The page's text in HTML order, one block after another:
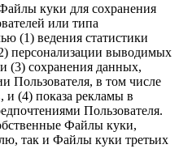
куки для сохранения
или типа
(1) ведения статистики
персонализации выводимых
(3) сохранения данных,
Пользователя, в том числе
и (4) показа рекламы в
Пользователя.
Файлы куки,
так и Файлы куки третьих